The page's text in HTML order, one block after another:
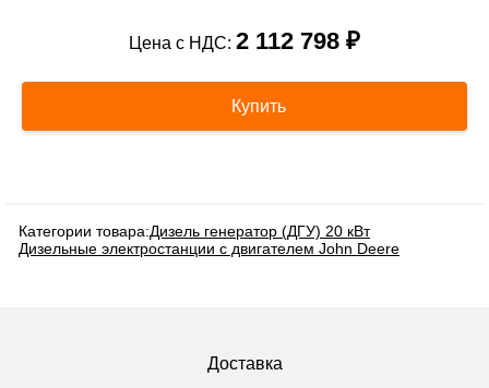
Цена с НДС: 2 112 798 ₽
Купить
Категории товара:Дизель генератор (ДГУ) 20 кВт
Дизельные электростанции с двигателем John Deere
Доставка